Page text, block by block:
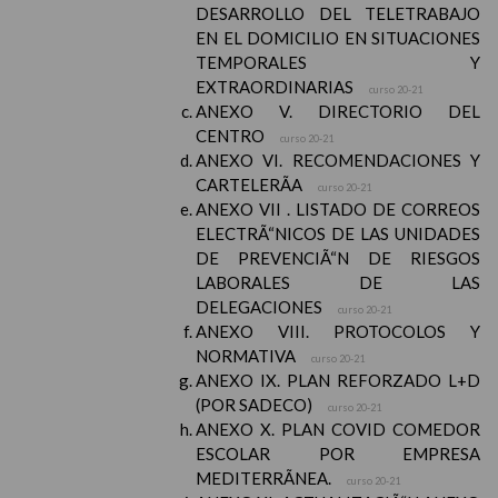
DESARROLLO DEL TELETRABAJO
EN EL DOMICILIO EN SITUACIONES
TEMPORALES Y
EXTRAORDINARIAS
curso 20-21
ANEXO V. DIRECTORIO DEL
CENTRO
curso 20-21
ANEXO VI. RECOMENDACIONES Y
CARTELERÃA
curso 20-21
ANEXO VII . LISTADO DE CORREOS
ELECTRÃ“NICOS DE LAS UNIDADES
DE PREVENCIÃ“N DE RIESGOS
LABORALES DE LAS
DELEGACIONES
curso 20-21
ANEXO VIII. PROTOCOLOS Y
NORMATIVA
curso 20-21
ANEXO IX. PLAN REFORZADO L+D
(POR SADECO)
curso 20-21
ANEXO X. PLAN COVID COMEDOR
ESCOLAR POR EMPRESA
MEDITERRÃNEA.
curso 20-21